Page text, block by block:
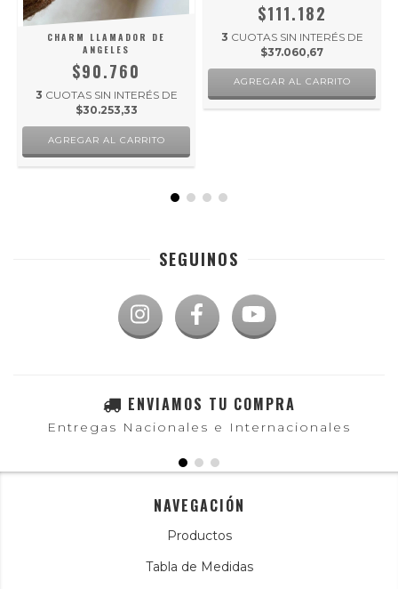
CHARM LLAMADOR DE
ANGELES
$90.760
3 CUOTAS SIN INTERÉS DE
$30.253,33
$111.182
3 CUOTAS SIN INTERÉS DE
$37.060,67
AGREGAR AL CARRITO
SEGUINOS
ENVIAMOS TU COMPRA
Entregas Nacionales e Internacionales
NAVEGACIÓN
Productos
Tabla de Medidas